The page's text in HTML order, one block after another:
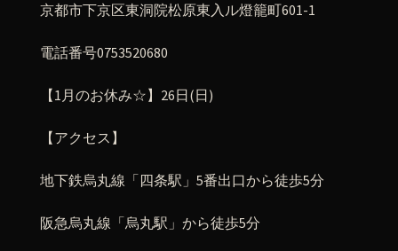
京都市下京区東洞院松原東入ル燈籠町601-1
電話番号0753520680
【1月のお休み☆】26日(日)
【アクセス】
地下鉄烏丸線「四条駅」5番出口から徒歩5分
阪急烏丸線「烏丸駅」から徒歩5分